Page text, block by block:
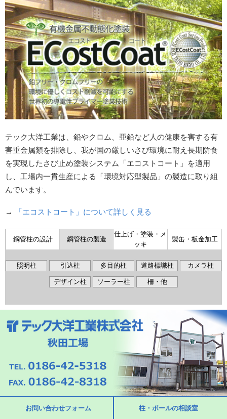
テック大洋工業は、鉛やクロム、亜鉛など人の健康を害する有
害重金属類を排除し、我が国の厳しいさび環境に耐え長期防食
を実現したさび止め塗装システム「エコストコート」を適用
し、工場内一貫生産による「環境対応型製品」の製造に取り組
んでいます。
→ 「エコストコート」について詳しく見る
鋼管柱の設計 鋼管柱の製造
仕上げ・塗装・メ
ッキ
製缶・板金加工
照明柱 引込柱 多目的柱 道路標識柱 カメラ柱
デザイン柱 ソーラー柱 柵・他
お問い合わせフォーム 柱・ポールの相談室